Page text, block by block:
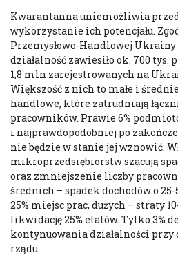
Kwarantanna uniemożliwia
wykorzystanie ich potencjału.
Przemysłowo-Handlowej
działalność zawiesiło ok. 700 tys.
1,8 mln zarejestrowanych na
Większość z nich to małe i
handlowe, które zatrudniają
pracowników. Prawie 6%
i najprawdopodobniej po
nie będzie w stanie jej wznowić.
mikroprzedsiębiorstw szacują
oraz zmniejszenie liczby
średnich – spadek dochodów o
25% miejsc prac, dużych – straty
likwidację 25% etatów. Tylko 3%
kontynuowania działalności
rządu.